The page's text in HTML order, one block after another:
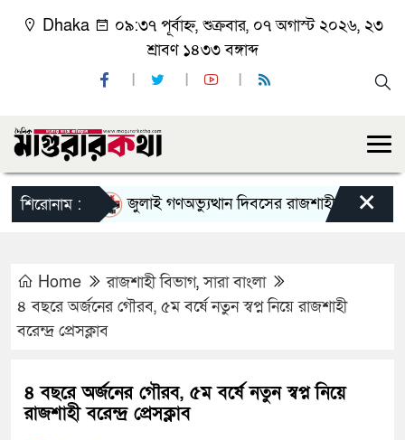
Dhaka
০৯:৩৭ পূর্বাহ্ন, শুক্রবার, ০৭ অগাস্ট ২০২৬, ২৩
শ্রাবণ ১৪৩৩ বঙ্গাব্দ
শিরোনাম : জুলাই গণঅভ্যুত্থান দিবসের রাজশাহী মহানগর×
Home রাজশাহী বিভাগ,সারা বাংলা
৪ বছরে অর্জনের গৌরব, ৫ম বর্ষে নতুন স্বপ্ন নিয়ে রাজশাহী
বরেন্দ্র প্রেসক্লাব
৪ বছরে অর্জনের গৌরব, ৫ম বর্ষে নতুন স্বপ্ন নিয়ে
রাজশাহী বরেন্দ্র প্রেসক্লাব